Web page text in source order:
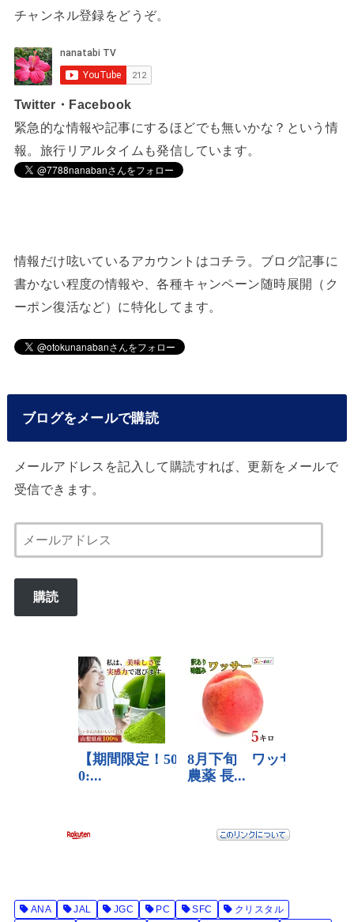
チャンネル登録をどうぞ。
Twitter・Facebook
緊急的な情報や記事にするほどでも無いかな？という情
報。旅行リアルタイムも発信しています。
情報だけ呟いているアカウントはコチラ。ブログ記事に
書かない程度の情報や、各種キャンペーン随時展開（ク
ーポン復活など）に特化してます。
ブログをメールで購読
メールアドレスを記入して購読すれば、更新をメールで
受信できます。
ー
ル
購読
ANA JAL JGC PC SFC
クリスタル